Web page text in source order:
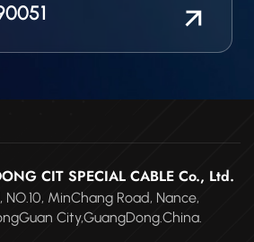
CIT SPECIAL CABLE Co., Ltd.
NO.10, MinChang Road, Nance,
City,GuangDong.China.